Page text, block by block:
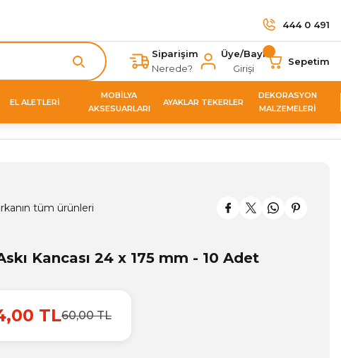
444 0 491
Siparişim
Nerede?
Üye/Bayi
Girişi
Sepetim
EL ALETLERİ
MOBİLYA
AKSESUARLARI
AYAKLAR TEKERLER
DEKORASYON
MALZEMELERİ
tüm ürünleri
Kancası 24 x 175 mm - 10 Adet
TL60,00 TL